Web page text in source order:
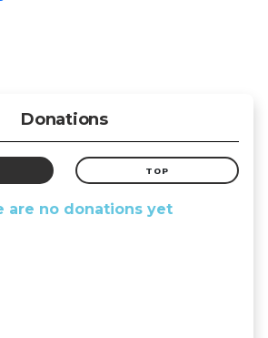
Donations
TOP
are no donations yet